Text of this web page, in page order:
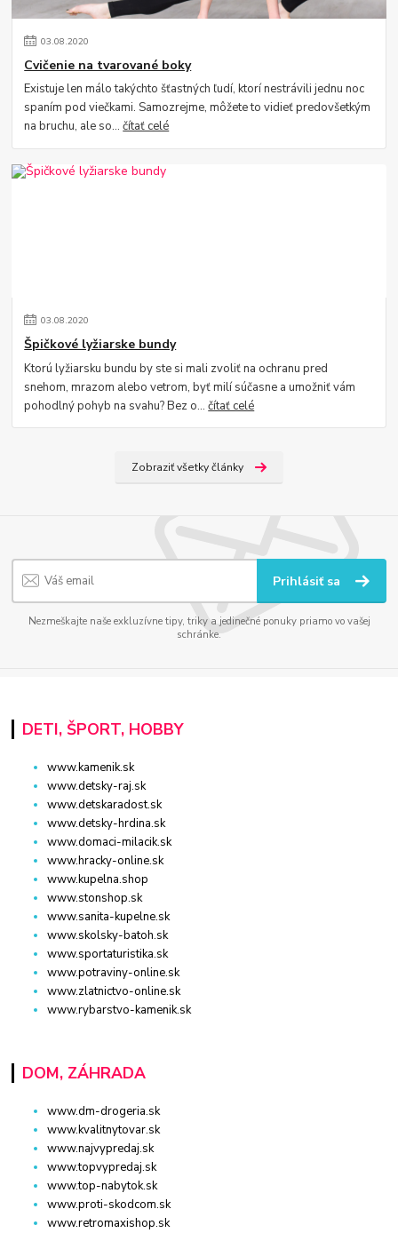
03.08.2020
Cvičenie na tvarované boky
Existuje len málo takýchto šťastných ľudí, ktorí nestrávili jednu noc
spaním pod viečkami. Samozrejme, môžete to vidieť predovšetkým
na bruchu, ale so...čítať celé
03.08.2020
Špičkové lyžiarske bundy
Ktorú lyžiarsku bundu by ste si mali zvoliť na ochranu pred
snehom, mrazom alebo vetrom, byť milí súčasne a umožniť vám
pohodlný pohyb na svahu? Bez o...čítať celé
Zobraziť všetky články
Prihlásiť sa
Nezmeškajte naše exkluzívne tipy, triky a jedinečné ponuky priamo vo vašej
schránke.
DETI, ŠPORT, HOBBY
www.kamenik.sk
www.detsky-raj.sk
www.detskaradost.sk
www.detsky-hrdina.sk
www.domaci-milacik.sk
www.hracky-online.sk
www.kupelna.shop
www.stonshop.sk
www.sanita-kupelne.sk
www.skolsky-batoh.sk
www.sportaturistika.sk
www.potraviny-online.sk
www.zlatnictvo-online.sk
www.rybarstvo-kamenik.sk
DOM, ZÁHRADA
www.dm-drogeria.sk
www.kvalitnytovar.sk
www.najvypredaj.sk
www.topvypredaj.sk
www.top-nabytok.sk
www.proti-skodcom.sk
www.retromaxishop.sk